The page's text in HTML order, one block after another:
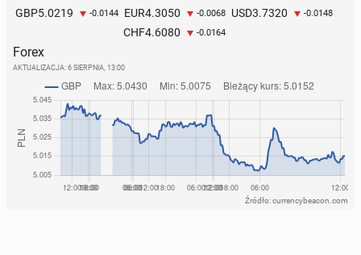
GBP5.0219 -0.0144 EUR4.3050 -0.0068 USD3.7320 -0.0148
CHF4.6080 -0.0164
Forex
AKTUALIZACJA: 6 SIERPNIA, 13:00
Źródło: currencybeacon.com